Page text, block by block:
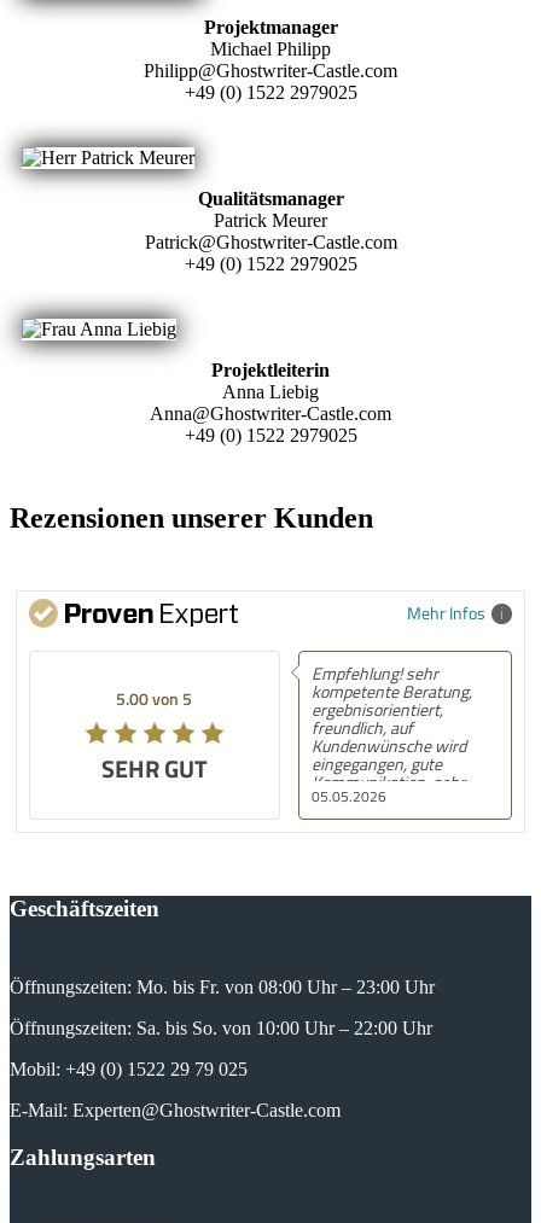
Projektmanager
Michael Philipp
Philipp@Ghostwriter-Castle.com
+49 (0) 1522 2979025
Qualitätsmanager
Patrick Meurer
Patrick@Ghostwriter-Castle.com
+49 (0) 1522 2979025
Projektleiterin
Anna Liebig
Anna@Ghostwriter-Castle.com
+49 (0) 1522 2979025
Rezensionen unserer Kunden
Mehr Infos
5.00 von 5
SEHR GUT
05.05.2026
Empfehlung! sehr
kompetente Beratung,
ergebnisorientiert,
freundlich, auf
Kundenwünsche wird
eingegangen, gute
Kommunikation, sehr
gute Arbeit
Geschäftszeiten
Öffnungszeiten: Mo. bis Fr. von 08:00 Uhr – 23:00 Uhr
Öffnungszeiten: Sa. bis So. von 10:00 Uhr – 22:00 Uhr
Mobil: +49 (0) 1522 29 79 025
E-Mail: Experten@Ghostwriter-Castle.com
Zahlungsarten